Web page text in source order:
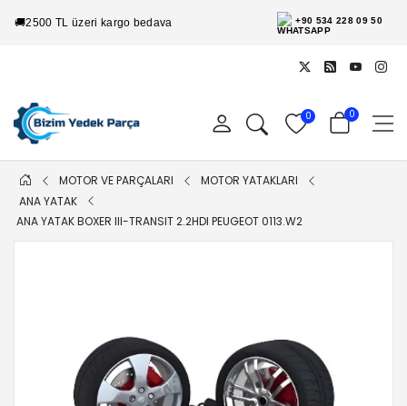
🚚2500 TL üzeri kargo bedava +90 534 228 09 50
0 0
MOTOR VE PARÇALARI
MOTOR YATAKLARI
ANA YATAK
ANA YATAK BOXER III-TRANSIT 2.2HDI PEUGEOT 0113.W2